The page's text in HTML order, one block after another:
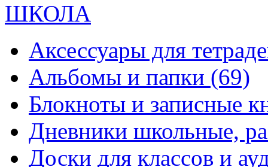
ШКОЛА
Аксессуары для
Альбомы и папки (69)
Блокноты и записные
Дневники школьные,
Доски для классов и